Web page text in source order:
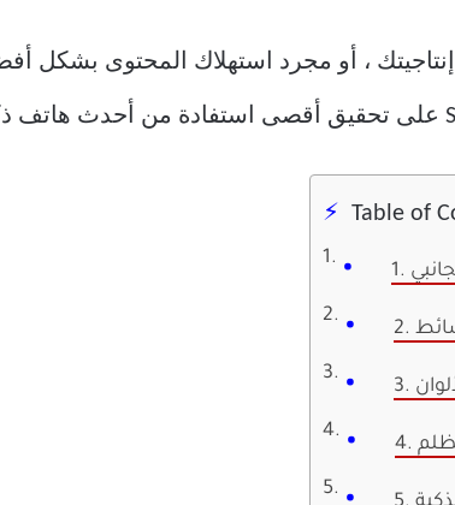
، أو مجرد استهلاك المحتوى بشكل
Table of